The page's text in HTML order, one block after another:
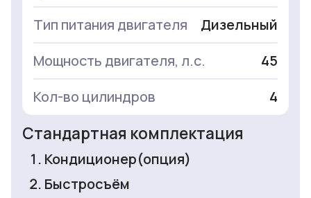
Тип питания двигателя
Дизельный
Мощность двигателя, л.с.
45
Кол-во цилиндров
4
Стандартная комплектация
Кондиционер(опция)
Быстросъём